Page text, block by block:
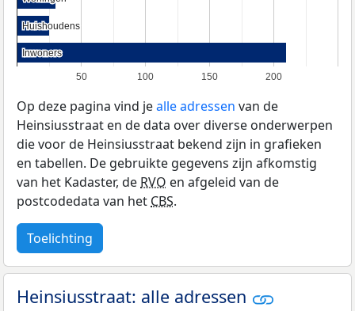
50 100 150 200
Huishoudens
Huishoudens
Inwoners
Inwoners
Op deze pagina vind jealle adressen van de
Heinsiusstraat en de data over diverse onderwerpen
die voor de Heinsiusstraat bekend zijn in grafieken
en tabellen. De gebruikte gegevens zijn afkomstig
van het Kadaster, deRVO en afgeleid van de
postcodedata van hetCBS.
Toelichting
Heinsiusstraat: alle adressen